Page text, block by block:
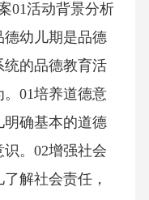
01活动背景分析
幼儿期是品德
统的品德教育活
01培养道德意
确基本的道德
。02增强社会
解社会责任，